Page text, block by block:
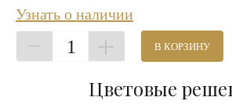
Узнать о наличии
1 В КОРЗИНУ
Цветовые